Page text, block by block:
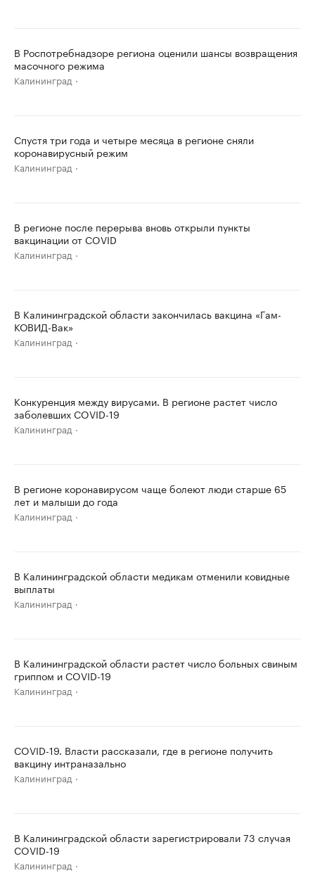
В Роспотребнадзоре региона оценили шансы возвращения
масочного режима
Калининград
Спустя три года и четыре месяца в регионе сняли
коронавирусный режим
Калининград
В регионе после перерыва вновь открыли пункты
вакцинации от COVID
Калининград
В Калининградской области закончилась вакцина «Гам-
КОВИД-Вак»
Калининград
Конкуренция между вирусами. В регионе растет число
заболевших COVID-19
Калининград
В регионе коронавирусом чаще болеют люди старше 65
лет и малыши до года
Калининград
В Калининградской области медикам отменили ковидные
выплаты
Калининград
В Калининградской области растет число больных свиным
гриппом и COVID-19
Калининград
COVID-19. Власти рассказали, где в регионе получить
вакцину интраназально
Калининград
В Калининградской области зарегистрировали 73 случая
COVID-19
Калининград